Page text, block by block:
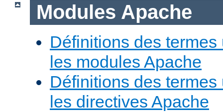
Modules Apache
Définitions des
les modules Apache
Définitions des
les directives Apache